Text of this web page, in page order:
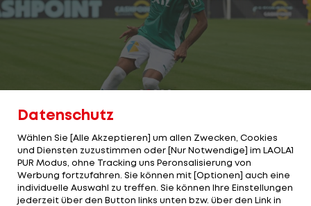
WSG Tirol: 70,00 €
Das günstigste Trikot der ADMIRAL Bundesliga gibt
es bei der WSG Tirol, die von PUMA ausgestattet
Datenschutz
Wählen Sie [Alle Akzeptieren] um allen Zwecken, Cookies
und Diensten zuzustimmen oder [Nur Notwendige] im LAOLA1
PUR Modus, ohne Tracking uns Peronsalisierung von
Werbung fortzufahren. Sie können mit [Optionen] auch eine
individuelle Auswahl zu treffen. Sie können Ihre Einstellungen
jederzeit über den Button links unten bzw. über den Link in